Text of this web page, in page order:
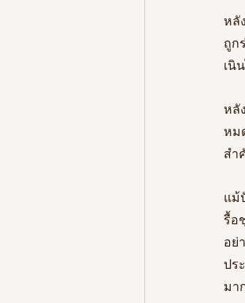
หลั
ถูก
เนิ
หลั
หม
สำ
แม้
รื้อ
อย่
ปร
มา